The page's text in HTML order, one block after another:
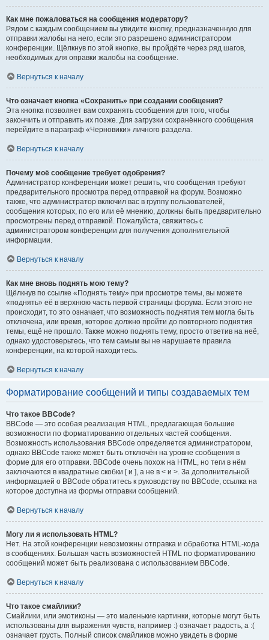
Как мне пожаловаться на сообщения модератору?
Рядом с каждым сообщением вы увидите кнопку, предназначенную для
отправки жалобы на него, если это разрешено администратором
конференции. Щёлкнув по этой кнопке, вы пройдёте через ряд шагов,
необходимых для оправки жалобы на сообщение.
Вернуться к началу
Что означает кнопка «Сохранить» при создании сообщения?
Эта кнопка позволяет вам сохранять сообщения для того, чтобы
закончить и отправить их позже. Для загрузки сохранённого сообщения
перейдите в параграф «Черновики» личного раздела.
Вернуться к началу
Почему моё сообщение требует одобрения?
Администратор конференции может решить, что сообщения требуют
предварительного просмотра перед отправкой на форум. Возможно
также, что администратор включил вас в группу пользователей,
сообщения которых, по его или её мнению, должны быть предварительно
просмотрены перед отправкой. Пожалуйста, свяжитесь с
администратором конференции для получения дополнительной
информации.
Вернуться к началу
Как мне вновь поднять мою тему?
Щёлкнув по ссылке «Поднять тему» при просмотре темы, вы можете
«поднять» её в верхнюю часть первой страницы форума. Если этого не
происходит, то это означает, что возможность поднятия тем могла быть
отключена, или время, которое должно пройти до повторного поднятия
темы, ещё не прошло. Также можно поднять тему, просто ответив на неё,
однако удостоверьтесь, что тем самым вы не нарушаете правила
конференции, на которой находитесь.
Вернуться к началу
Форматирование сообщений и типы создаваемых тем
Что такое BBCode?
BBCode — это особая реализация HTML, предлагающая большие
возможности по форматированию отдельных частей сообщения.
Возможность использования BBCode определяется администратором,
однако BBCode также может быть отключён на уровне сообщения в
форме для его отправки. BBCode очень похож на HTML, но теги в нём
заключаются в квадратные скобки [ и ], а не в < и >. За дополнительной
информацией о BBCode обратитесь к руководству по BBCode, ссылка на
которое доступна из формы отправки сообщений.
Вернуться к началу
Могу ли я использовать HTML?
Нет. На этой конференции невозможны отправка и обработка HTML-кода
в сообщениях. Большая часть возможностей HTML по форматированию
сообщений может быть реализована с использованием BBCode.
Вернуться к началу
Что такое смайлики?
Смайлики, или эмотиконы — это маленькие картинки, которые могут быть
использованы для выражения чувств, например :) означает радость, а :(
означает грусть. Полный список смайликов можно увидеть в форме